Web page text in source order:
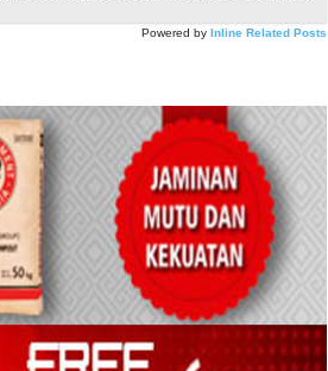
Powered by Inline Related Posts